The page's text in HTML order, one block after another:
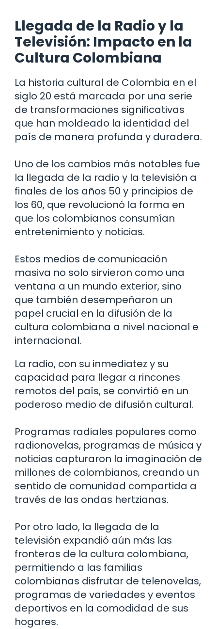
Llegada de la Radio y la
Televisión: Impacto en la
Cultura Colombiana
La historia cultural de Colombia en el
siglo 20 está marcada por una serie
de transformaciones significativas
que han moldeado la identidad del
país de manera profunda y duradera.
Uno de los cambios más notables fue
la llegada de la radio y la televisión a
finales de los años 50 y principios de
los 60, que revolucionó la forma en
que los colombianos consumían
entretenimiento y noticias.
Estos medios de comunicación
masiva no solo sirvieron como una
ventana a un mundo exterior, sino
que también desempeñaron un
papel crucial en la difusión de la
cultura colombiana a nivel nacional e
internacional.
La radio, con su inmediatez y su
capacidad para llegar a rincones
remotos del país, se convirtió en un
poderoso medio de difusión cultural.
Programas radiales populares como
radionovelas, programas de música y
noticias capturaron la imaginación de
millones de colombianos, creando un
sentido de comunidad compartida a
través de las ondas hertzianas.
Por otro lado, la llegada de la
televisión expandió aún más las
fronteras de la cultura colombiana,
permitiendo a las familias
colombianas disfrutar de telenovelas,
programas de variedades y eventos
deportivos en la comodidad de sus
hogares.